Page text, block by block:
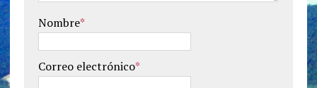
Nombre*
Correo electrónico*